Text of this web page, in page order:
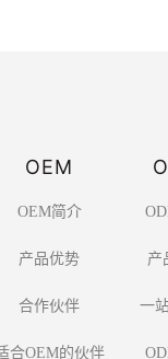
OEM
OEM简介
产品优势
合作伙伴
合OEM的伙伴
产
一